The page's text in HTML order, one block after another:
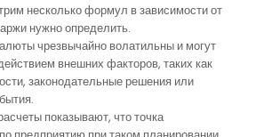
несколько формул в зависимости от
нужно определить.
чрезвычайно волатильны и могут
внешних факторов, таких как
законодательные решения или
показывают, что точка